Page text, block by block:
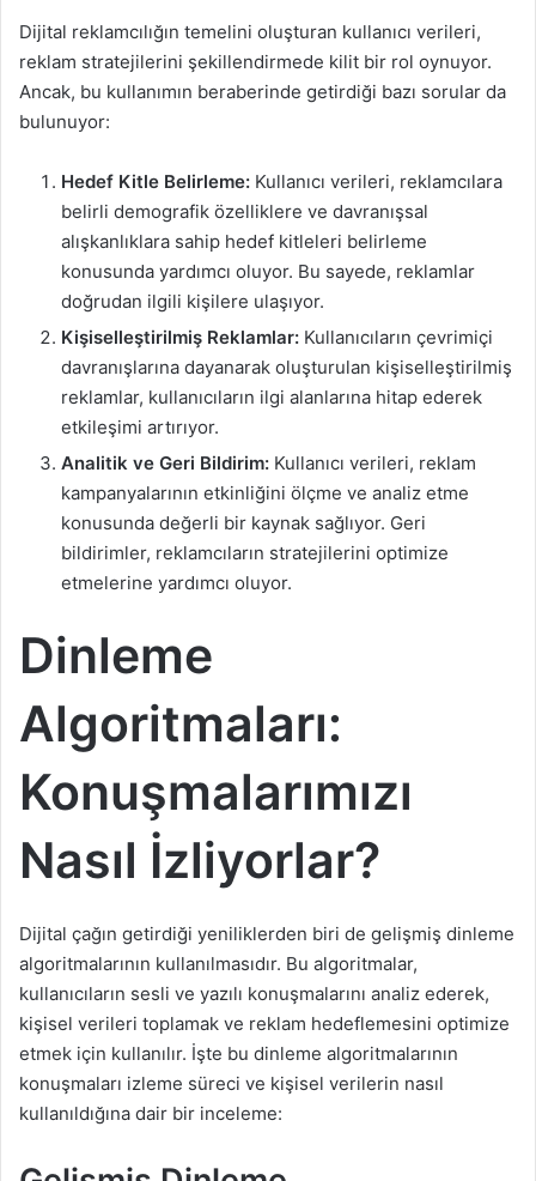
Dijital reklamcılığın temelini oluşturan kullanıcı verileri,
reklam stratejilerini şekillendirmede kilit bir rol oynuyor.
Ancak, bu kullanımın beraberinde getirdiği bazı sorular da
bulunuyor:
Hedef Kitle Belirleme: Kullanıcı verileri, reklamcılara
belirli demografik özelliklere ve davranışsal
alışkanlıklara sahip hedef kitleleri belirleme
konusunda yardımcı oluyor. Bu sayede, reklamlar
doğrudan ilgili kişilere ulaşıyor.
Kişiselleştirilmiş Reklamlar: Kullanıcıların çevrimiçi
davranışlarına dayanarak oluşturulan kişiselleştirilmiş
reklamlar, kullanıcıların ilgi alanlarına hitap ederek
etkileşimi artırıyor.
Analitik ve Geri Bildirim: Kullanıcı verileri, reklam
kampanyalarının etkinliğini ölçme ve analiz etme
konusunda değerli bir kaynak sağlıyor. Geri
bildirimler, reklamcıların stratejilerini optimize
etmelerine yardımcı oluyor.
Dinleme
Algoritmaları:
Konuşmalarımızı
Nasıl İzliyorlar?
Dijital çağın getirdiği yeniliklerden biri de gelişmiş dinleme
algoritmalarının kullanılmasıdır. Bu algoritmalar,
kullanıcıların sesli ve yazılı konuşmalarını analiz ederek,
kişisel verileri toplamak ve reklam hedeflemesini optimize
etmek için kullanılır. İşte bu dinleme algoritmalarının
konuşmaları izleme süreci ve kişisel verilerin nasıl
kullanıldığına dair bir inceleme: